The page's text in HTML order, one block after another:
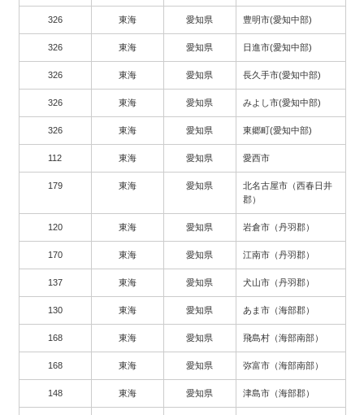
326 東海 愛知県 豊明市(愛知中部)
326 東海 愛知県 日進市(愛知中部)
326 東海 愛知県 長久手市(愛知中部)
326 東海 愛知県 みよし市(愛知中部)
326 東海 愛知県 東郷町(愛知中部)
112 東海 愛知県 愛西市
179 東海 愛知県
北名古屋市（西春日井
郡）
120 東海 愛知県 岩倉市（丹羽郡）
170 東海 愛知県 江南市（丹羽郡）
137 東海 愛知県 犬山市（丹羽郡）
130 東海 愛知県 あま市（海部郡）
168 東海 愛知県 飛島村（海部南部）
168 東海 愛知県 弥富市（海部南部）
148 東海 愛知県 津島市（海部郡）